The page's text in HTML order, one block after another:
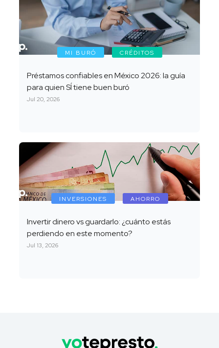
MI BURÓ CRÉDITOS
Préstamos confiables en México 2026: la guía
para quien SÍ tiene buen buró
Jul 20, 2026
INVERSIONES AHORRO
Invertir dinero vs guardarlo: ¿cuánto estás
perdiendo en este momento?
Jul 13, 2026